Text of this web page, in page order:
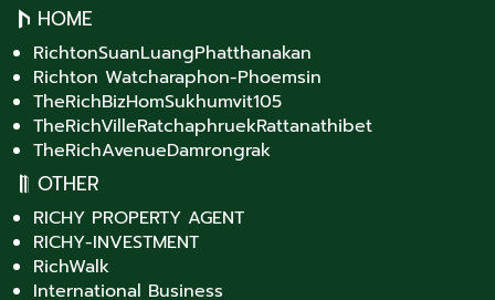
HOME
RichtonSuanLuangPhatthanakan
Richton Watcharaphon-Phoemsin
TheRichBizHomSukhumvit105
TheRichVilleRatchaphruekRattanathibet
TheRichAvenueDamrongrak
OTHER
RICHY PROPERTY AGENT
RICHY-INVESTMENT
RichWalk
International Business